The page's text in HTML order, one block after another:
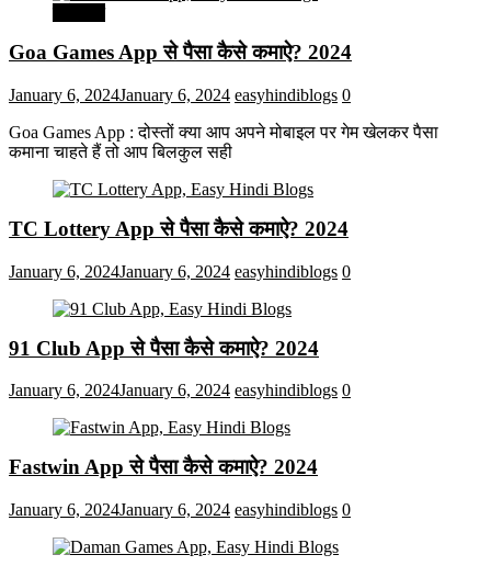
Goa Games App से पैसा कैसे कमाऐ? 2024
January 6, 2024January 6, 2024 easyhindiblogs 0
Goa Games App : दोस्तों क्या आप अपने मोबाइल पर गेम खेलकर पैसा
कमाना चाहते हैं तो आप बिलकुल सही
TC Lottery App से पैसा कैसे कमाऐ? 2024
January 6, 2024January 6, 2024 easyhindiblogs 0
91 Club App से पैसा कैसे कमाऐ? 2024
January 6, 2024January 6, 2024 easyhindiblogs 0
Fastwin App से पैसा कैसे कमाऐ? 2024
January 6, 2024January 6, 2024 easyhindiblogs 0